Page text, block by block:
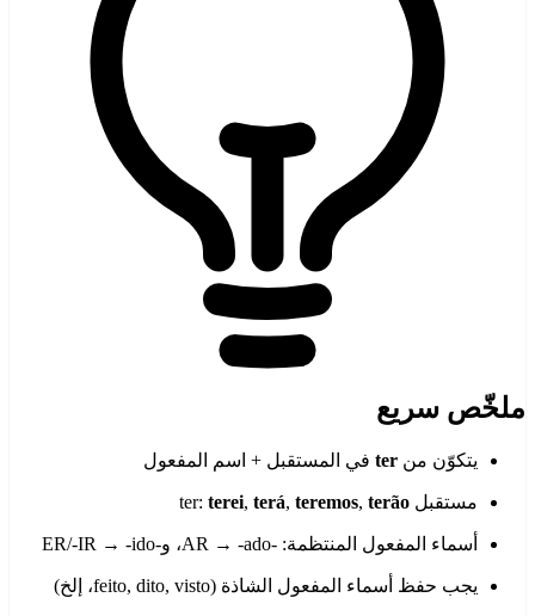
ملخّص سريع
يتكوّن من ter في المستقبل + اسم المفعول
مستقبل ter: terei, terá, teremos, terão
أسماء المفعول المنتظمة: -AR → -ado، و-ER/-IR → -ido
يجب حفظ أسماء المفعول الشاذة (feito, dito, visto، إلخ)